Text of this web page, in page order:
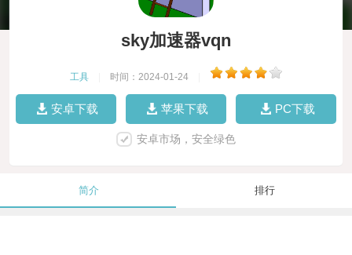
sky加速器vqn
工具 时间：2024-01-24
安卓下载 苹果下载 PC下载
安卓市场，安全绿色
简介 排行